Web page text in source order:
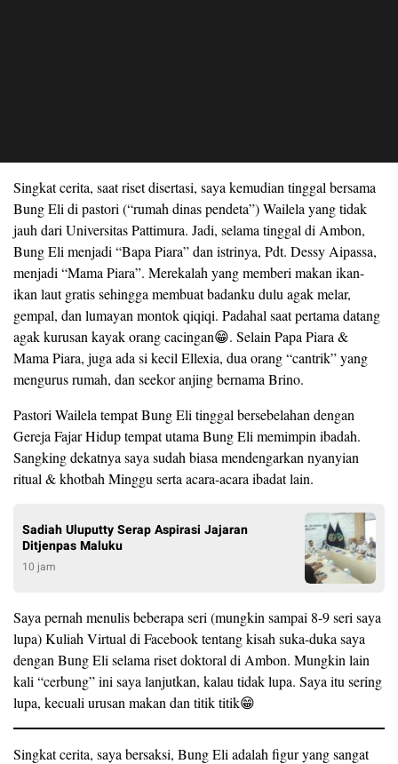
Singkat cerita, saat riset disertasi, saya kemudian tinggal bersama
Bung Eli di pastori (“rumah dinas pendeta”) Wailela yang tidak
jauh dari Universitas Pattimura. Jadi, selama tinggal di Ambon,
Bung Eli menjadi “Bapa Piara” dan istrinya, Pdt. Dessy Aipassa,
menjadi “Mama Piara”. Merekalah yang memberi makan ikan-
ikan laut gratis sehingga membuat badanku dulu agak melar,
gempal, dan lumayan montok qiqiqi. Padahal saat pertama datang
agak kurusan kayak orang cacingan😁. Selain Papa Piara &
Mama Piara, juga ada si kecil Ellexia, dua orang “cantrik” yang
mengurus rumah, dan seekor anjing bernama Brino.
Pastori Wailela tempat Bung Eli tinggal bersebelahan dengan
Gereja Fajar Hidup tempat utama Bung Eli memimpin ibadah.
Sangking dekatnya saya sudah biasa mendengarkan nyanyian
ritual & khotbah Minggu serta acara-acara ibadat lain.
Sadiah Uluputty Serap Aspirasi Jajaran
Ditjenpas Maluku
10 jam
Saya pernah menulis beberapa seri (mungkin sampai 8-9 seri saya
lupa) Kuliah Virtual di Facebook tentang kisah suka-duka saya
dengan Bung Eli selama riset doktoral di Ambon. Mungkin lain
kali “cerbung” ini saya lanjutkan, kalau tidak lupa. Saya itu sering
lupa, kecuali urusan makan dan titik titik😁
Singkat cerita, saya bersaksi, Bung Eli adalah figur yang sangat